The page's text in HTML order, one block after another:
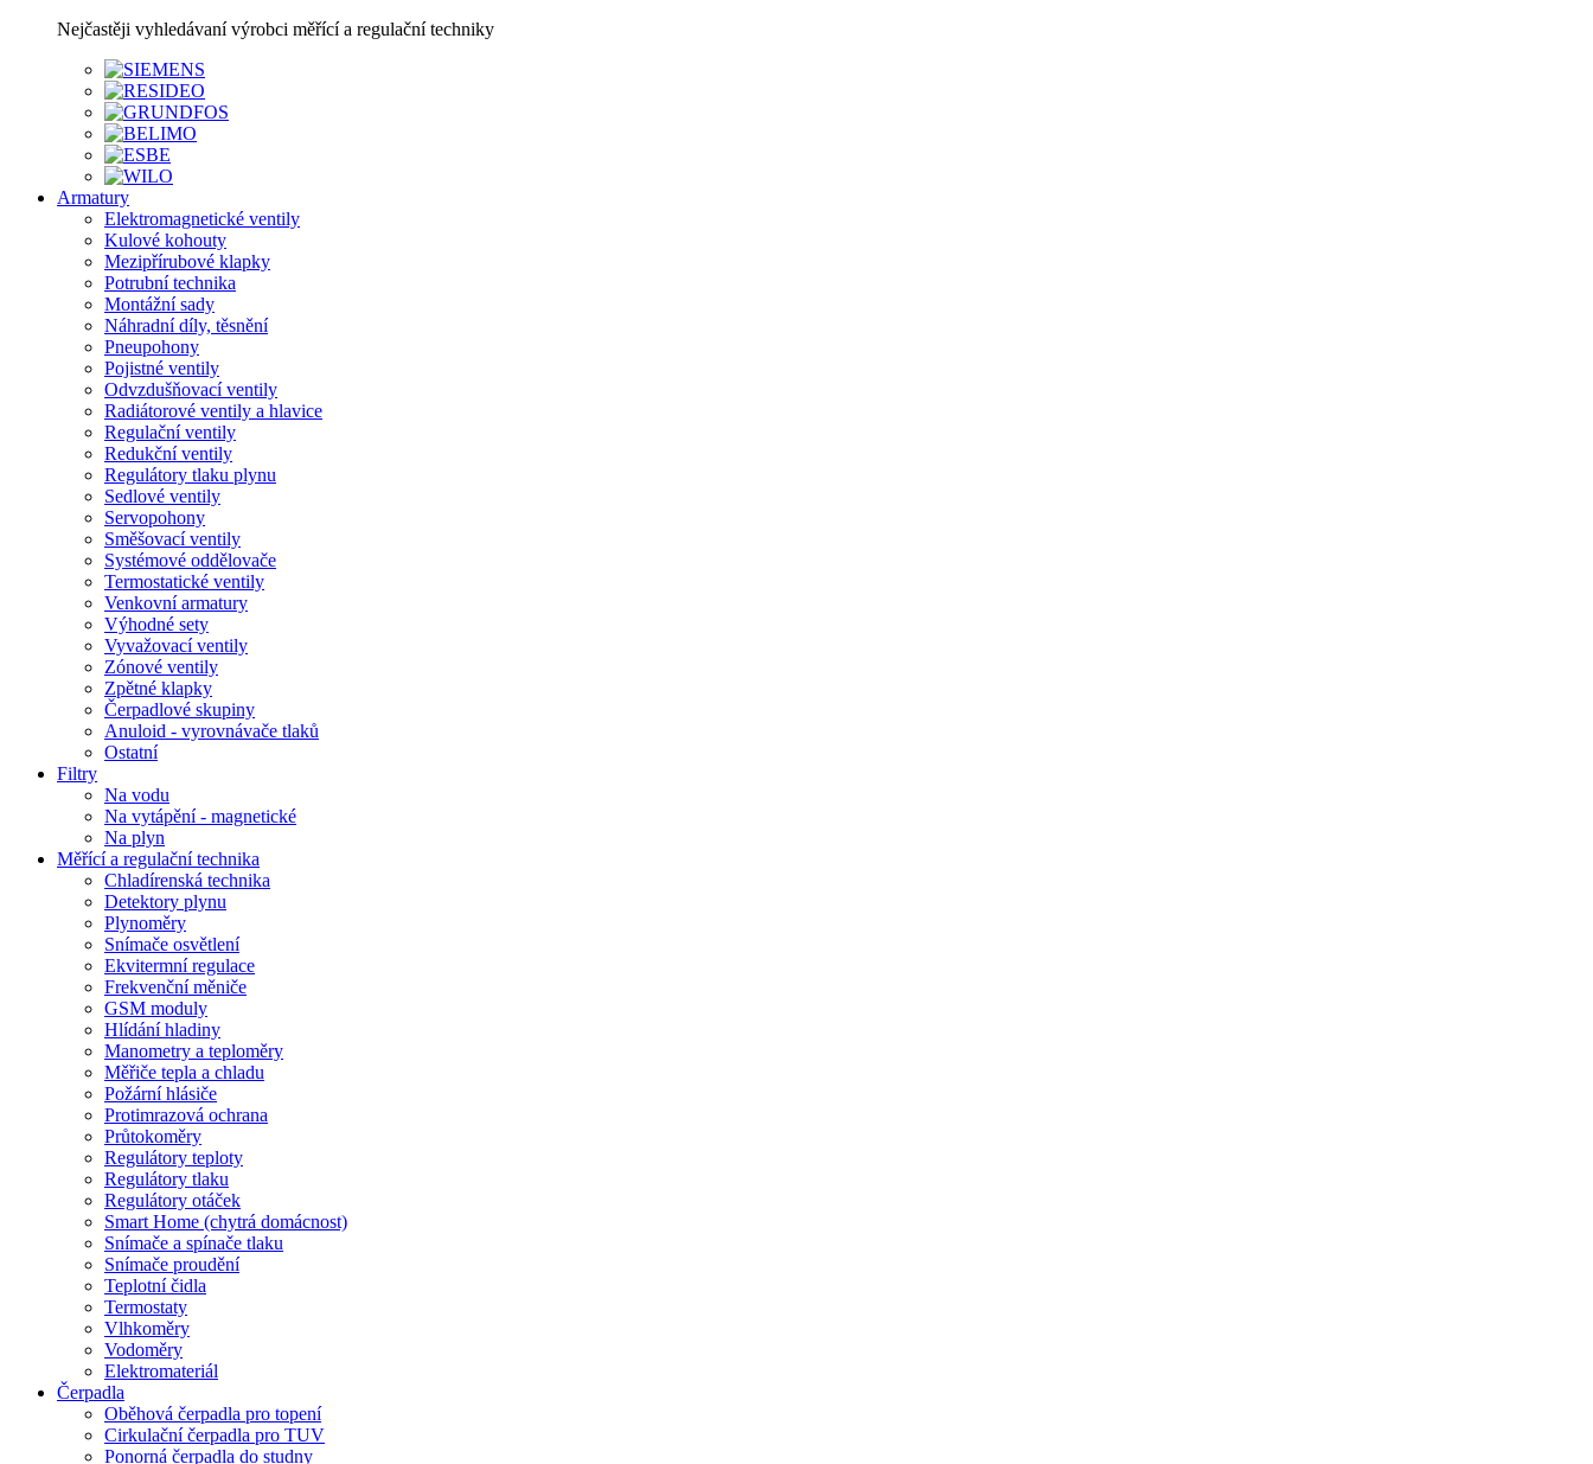
Nejčastěji vyhledávaní výrobci měřící a regulační techniky
Armatury
Elektromagnetické ventily
Kulové kohouty
Mezipřírubové klapky
Potrubní technika
Montážní sady
Náhradní díly, těsnění
Pneupohony
Pojistné ventily
Odvzdušňovací ventily
Radiátorové ventily a hlavice
Regulační ventily
Redukční ventily
Regulátory tlaku plynu
Sedlové ventily
Servopohony
Směšovací ventily
Systémové oddělovače
Termostatické ventily
Venkovní armatury
Výhodné sety
Vyvažovací ventily
Zónové ventily
Zpětné klapky
Čerpadlové skupiny
Anuloid - vyrovnávače tlaků
Ostatní
Filtry
Na vodu
Na vytápění - magnetické
Na plyn
Měřící a regulační technika
Chladírenská technika
Detektory plynu
Plynoměry
Snímače osvětlení
Ekvitermní regulace
Frekvenční měniče
GSM moduly
Hlídání hladiny
Manometry a teploměry
Měřiče tepla a chladu
Požární hlásiče
Protimrazová ochrana
Průtokoměry
Regulátory teploty
Regulátory tlaku
Regulátory otáček
Smart Home (chytrá domácnost)
Snímače a spínače tlaku
Snímače proudění
Teplotní čidla
Termostaty
Vlhkoměry
Vodoměry
Elektromateriál
Čerpadla
Oběhová čerpadla pro topení
Cirkulační čerpadla pro TUV
Ponorná čerpadla do studny